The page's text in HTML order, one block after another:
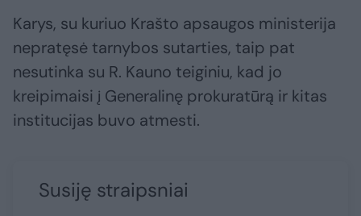
Karys, su kuriuo Krašto apsaugos ministerija
nepratęsė tarnybos sutarties, taip pat
nesutinka su R. Kauno teiginiu, kad jo
kreipimaisi į Generalinę prokuratūrą ir kitas
institucijas buvo atmesti.
Susiję straipsniai